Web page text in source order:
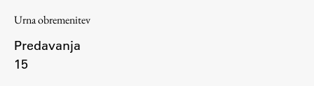
Študentske informacije
Urniki
Urna obremenitev
Predavanja
15